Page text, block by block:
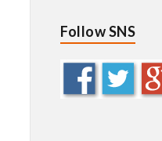
Follow SNS